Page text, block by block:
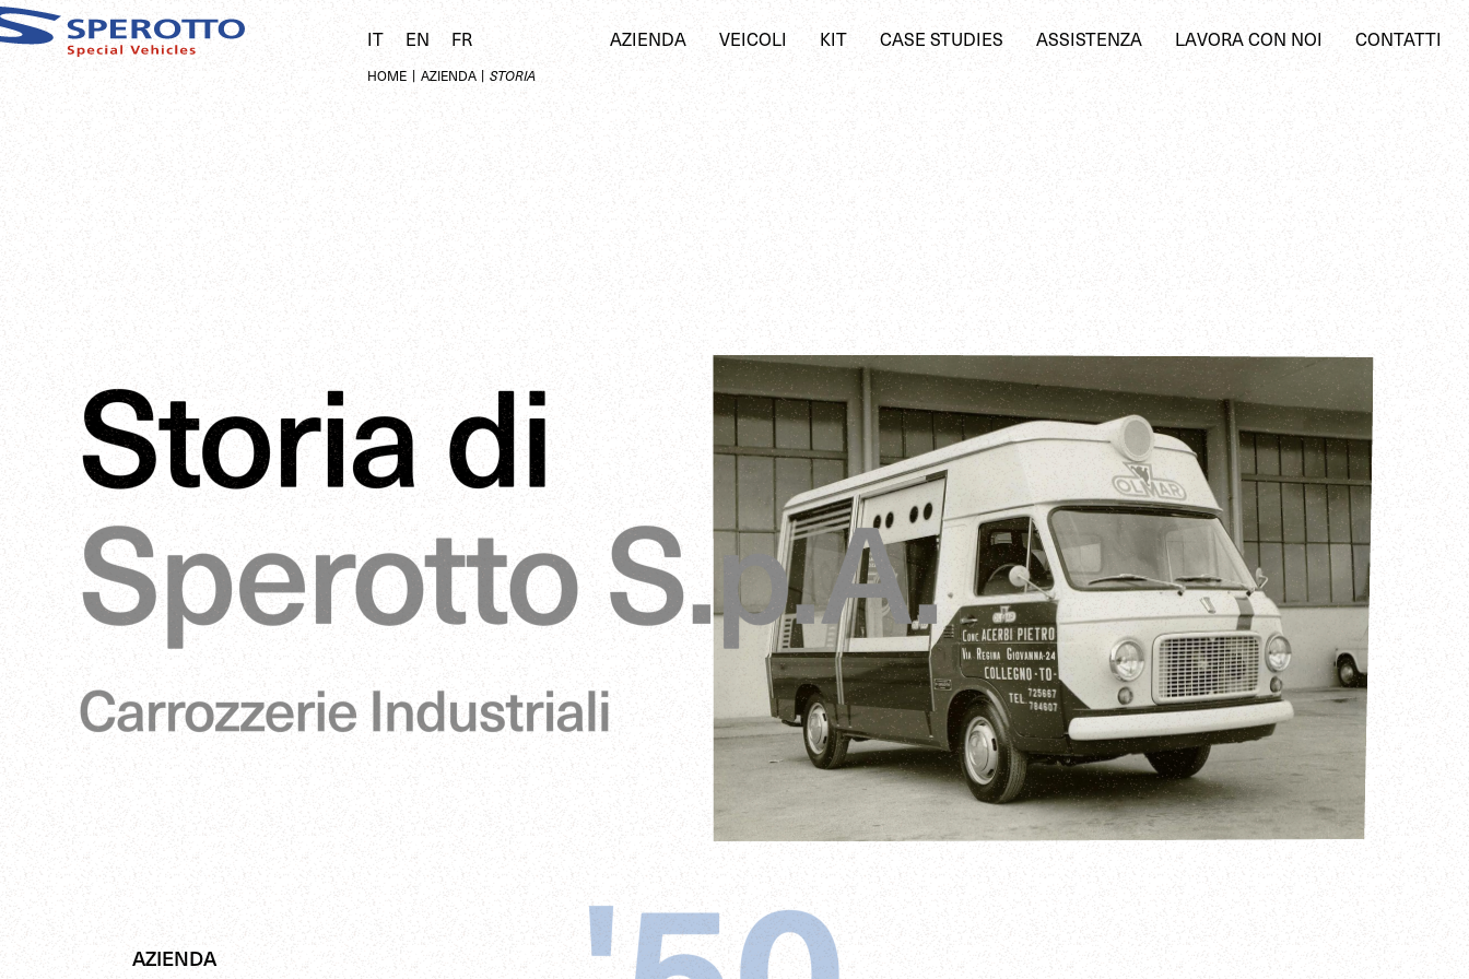
IT EN FR
HOME | AZIENDA | STORIA
AZIENDA VEICOLI KIT CASE STUDIES ASSISTENZA LAVORA CON NOI CONTATTI
AZIENDA